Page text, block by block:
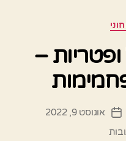
–
תאריךאוגוסט 9, 2022
על